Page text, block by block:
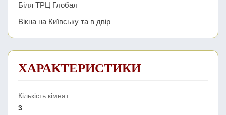
Біля ТРЦ Глобал
Вікна на Київську та в двір
ХАРАКТЕРИСТИКИ
Кількість кімнат
3